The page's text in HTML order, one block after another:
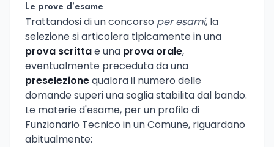
Le prove d'esame
Trattandosi di un concorso per esami, la
selezione si articolera tipicamente in una
prova scrittae una prova orale,
eventualmente preceduta da una
preselezionequalora il numero delle
domande superi una soglia stabilita dal bando.
Le materie d'esame, per un profilo di
Funzionario Tecnico in un Comune, riguardano
abitualmente: